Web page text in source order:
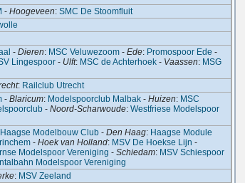
-Hoogeveen:SMC De Stoomfluit
-Dieren: MSC Veluwezoom -Ede: Promospoor Ede -
Lingespoor - Ulft: MSC de Achterhoek - Vaassen: MSG
: Railclub Utrecht
-Blaricum: Modelspoorclub Malbak -Huizen: MSC
-Noord-Scharwoude:Westfriese Modelspoor
Haagse Modelbouw Club -Den Haag: Haagse Module
-Hoek van Holland: MSV De Hoekse Lijn -
Modelspoor Vereniging -Schiedam: MSV Schiespoor
Modelspoor Vereniging
: MSV Zeeland